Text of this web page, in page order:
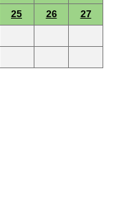
25 26
27